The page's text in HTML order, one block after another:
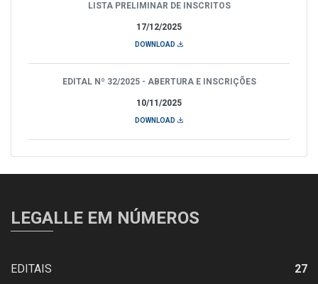
17/12/2025
LISTA PRELIMINAR DE INSCRITOS
DOWNLOAD
10/11/2025
EDITAL Nº 32/2025 - ABERTURA E INSCRIÇÕES
DOWNLOAD
LEGALLE EM NÚMEROS
EDITAIS 27